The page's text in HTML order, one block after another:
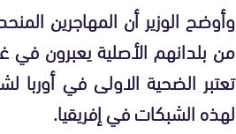
وأوضح الوزير أن المهاجرين
من بلدانهم الأصلية يعبرون في
تعتبر الضحية الاولى في أوربا
لهذه الشبكات في إفريقيا.